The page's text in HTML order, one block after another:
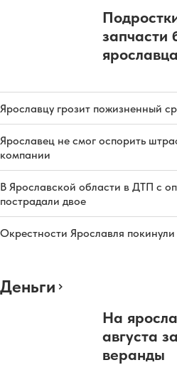
запчасти
ярославца
Ярославцу грозит пожизненный
Ярославец не смог оспорить
компании
В Ярославской области в ДТП с
пострадали двое
Окрестности Ярославля
Деньги
На
августа
веранды